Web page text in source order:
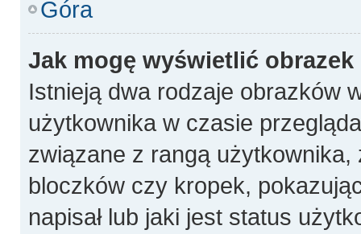
Góra
Jak mogę wyświetlić
Istnieją dwa rodzaje obrazków
użytkownika w czasie
związane z rangą
bloczków czy kropek,
napisał lub jaki jest status